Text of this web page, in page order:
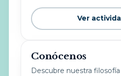
Ver
Conócenos
Descubre nuestra